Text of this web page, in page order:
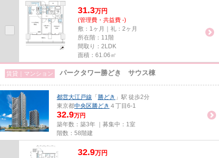
31.3万円
(管理費・共益費 -)
敷：1ヶ月｜礼：2ヶ月
所在階：11階
間取り：2LDK
面積：61.06㎡
賃貸｜マンション パークタワー勝どき サウス棟
都営大江戸線 「 勝どき 」駅 徒歩2分
東京都中央区勝どき ４丁目6-1
32.9万円
築年数：築3年 ｜募集中： 1室
階数：58階建
32.9万円